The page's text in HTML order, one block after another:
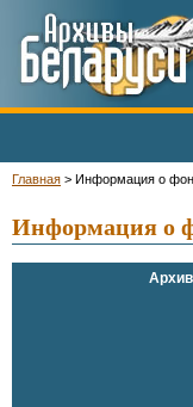
Главная > Информация о
Информация о